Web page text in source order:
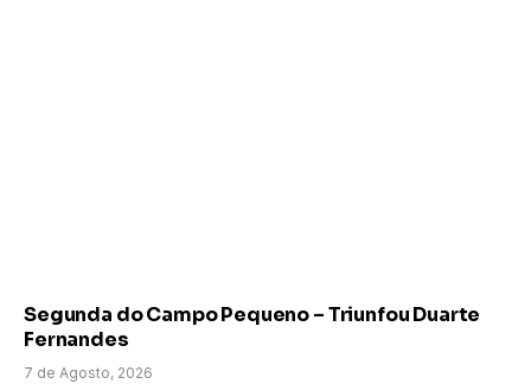
Segunda do Campo Pequeno – Triunfou Duarte
Fernandes
7 de Agosto, 2026